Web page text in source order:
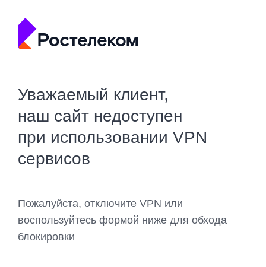
Уважаемый клиент,
наш сайт недоступен
при использовании VPN
сервисов
Пожалуйста, отключите VPN или
воспользуйтесь формой ниже для обхода
блокировки